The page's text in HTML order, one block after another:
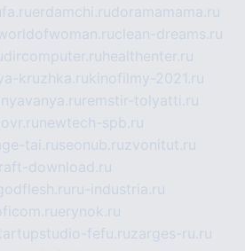
erdamchi.rudoramamama.ru
clean-dreams.ru
dircomputer.ru healthenter.ru
kruzhka.rukinofilmy-2021.ru
remstir-tolyatti.ru
newtech-spb.ru
tai.ruseonub.ruzvonitut.ru
download.ru
ru-industria.ru
erynok.ru
fefu.ruzarges-ru.ru